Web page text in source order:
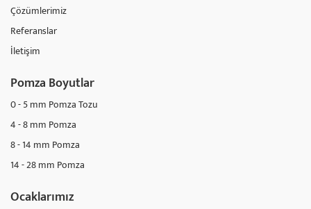
Çözümlerimiz
Referanslar
İletişim
Pomza Boyutlar
0 - 5 mm Pomza Tozu
4 - 8 mm Pomza
8 - 14 mm Pomza
14 - 28 mm Pomza
Ocaklarımız